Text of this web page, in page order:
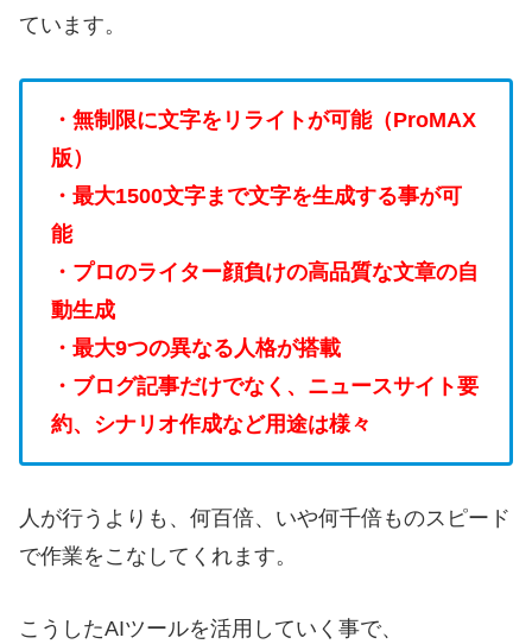
ています。
・無制限に文字をリライトが可能（ProMAX
版）
・最大1500文字まで文字を生成する事が可
能
・プロのライター顔負けの高品質な文章の自
動生成
・最大9つの異なる人格が搭載
・ブログ記事だけでなく、ニュースサイト要
約、シナリオ作成など用途は様々
人が行うよりも、何百倍、いや何千倍ものスピード
で作業をこなしてくれます。
こうしたAIツールを活用していく事で、